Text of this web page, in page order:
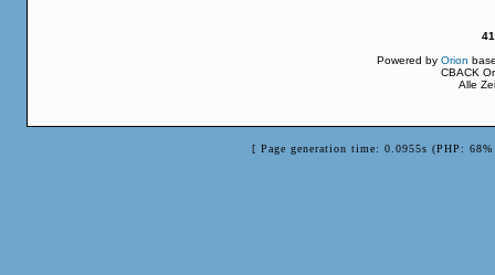
Powered by Orion
CBACK
Alle
[ Page generation time: 0.0955s (PHP: